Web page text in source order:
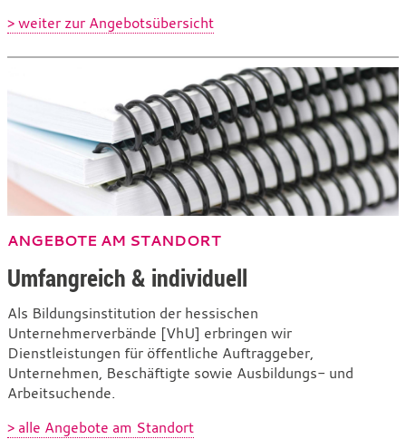
> weiter zur Angebotsübersicht
ANGEBOTE AM STANDORT
Umfangreich & individuell
Als Bildungsinstitution der hessischen
Unternehmerverbände [VhU] erbringen wir
Dienstleistungen für öffentliche Auftraggeber,
Unternehmen, Beschäftigte sowie Ausbildungs- und
Arbeitsuchende.
> alle Angebote am Standort